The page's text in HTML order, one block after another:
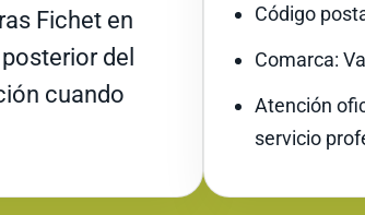
Fichet en
del
cuando
Código
Comarca:
Atención
servicio